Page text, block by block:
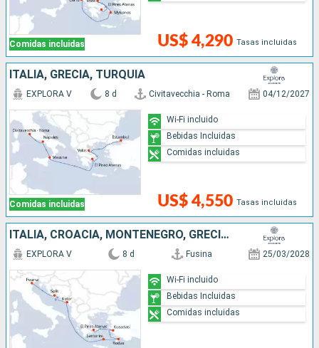
Comidas incluidas US$ 4,290 Tasas incluidas
ITALIA, GRECIA, TURQUÍA
Comidas incluidas
EXPLORA V 8 d Civitavecchia - Roma 04/12/2027
US$ 4,550 Tasas incluidas
Wi-Fi incluido
Bebidas Incluidas
Comidas incluidas
ITALIA, CROACIA, MONTENEGRO, GRECIA, TURQUÍA
EXPLORA V 8 d Fusina 25/03/2028
Wi-Fi incluido
Bebidas Incluidas
Comidas incluidas